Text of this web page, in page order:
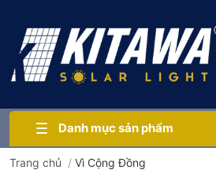
Danh mục sản phẩm
Trang chủ / Vì Cộng Đồng